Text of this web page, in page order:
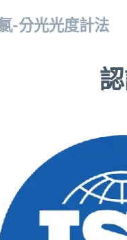
-分光光度計法